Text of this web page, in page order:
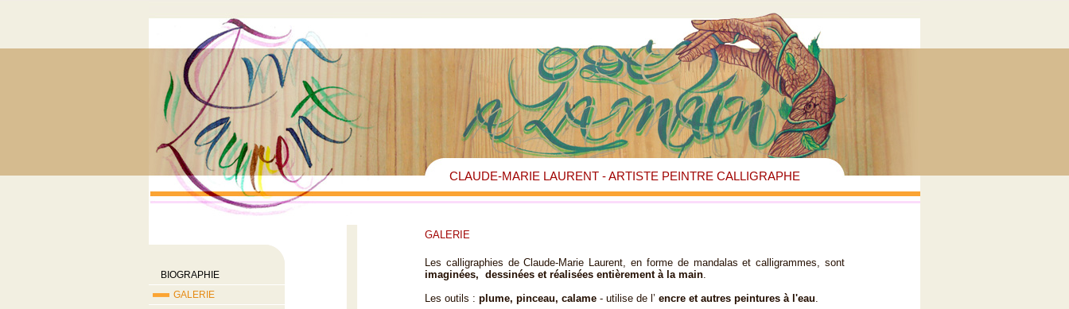
CLAUDE-MARIE LAURENT - ARTISTE PEINTRE CALLIGRAPHE
BIOGRAPHIE
GALERIE
GALERIE
Les calligraphies de Claude-Marie Laurent, en forme de mandalas et calligrammes, sont
imaginées, dessinées et réalisées entièrement à la main.
Les outils : plume, pinceau, calame - utilise de l’ encre et autres peintures à l'eau.